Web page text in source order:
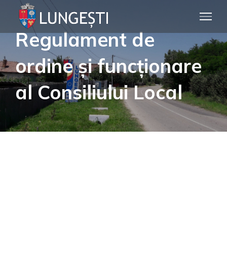
contentRegulament de
ordine și funcționare
al Consiliului Local